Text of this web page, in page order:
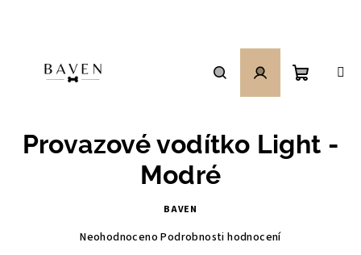
HledatPřihlášení
košík
Provazové vodítko Light -
Modré
BAVEN
Průměrné
Neohodnoceno Podrobnosti hodnocení